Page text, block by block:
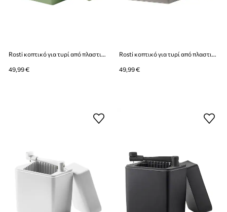
Rosti κοπτικό για τυρί από πλαστικό
49,99 €
Rosti κοπτικό για τυρί από πλαστικό
49,99 €